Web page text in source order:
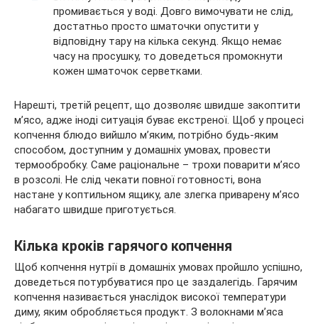
промивається у воді. Довго вимочувати не слід,
достатньо просто шматочки опустити у
відповідну тару на кілька секунд. Якщо немає
часу на просушку, то доведеться промокнути
кожен шматочок серветками.
Нарешті, третій рецепт, що дозволяє швидше закоптити
м’ясо, адже іноді ситуація буває екстреної. Щоб у процесі
копчення блюдо вийшло м’яким, потрібно будь-яким
способом, доступним у домашніх умовах, провести
термообробку. Саме раціональне – трохи поварити м’ясо
в розсолі. Не слід чекати повної готовності, вона
настане у коптильном ящику, але злегка приварену м’ясо
набагато швидше приготується.
Кілька кроків гарячого копчення
Щоб копчення нутрії в домашніх умовах пройшло успішно,
доведеться потурбуватися про це заздалегідь. Гарячим
копчення називається унаслідок високої температури
диму, яким обробляється продукт. З волокнами м’яса